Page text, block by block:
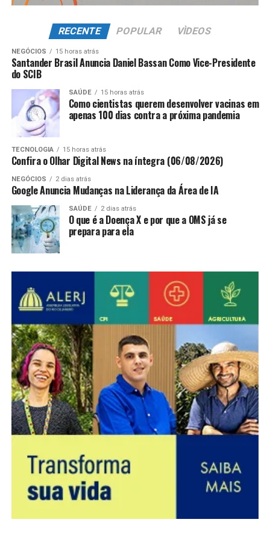
RECENTE POPULAR VÌDEOS
NEGÓCIOS 15 horas atrás
Santander Brasil Anuncia Daniel Bassan Como Vice-Presidente
do SCIB
SAÚDE 15 horas atrás
Como cientistas querem desenvolver vacinas em
apenas 100 dias contra a próxima pandemia
TECNOLOGIA 15 horas atrás
Confira o Olhar Digital News na íntegra (06/08/2026)
NEGÓCIOS 2 dias atrás
Google Anuncia Mudanças na Liderança da Área de IA
SAÚDE 2 dias atrás
O que é a Doença X e por que a OMS já se
prepara para ela